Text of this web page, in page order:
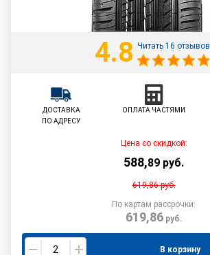
4.8 Читать 16 отзывов
ДОСТАВКА
ПО АДРЕСУ
ОПЛАТА ЧАСТЯМИ
Цена со скидкой:
588,89 руб.
619,86руб.
По картам рассрочки:
619,86руб.
В корзину